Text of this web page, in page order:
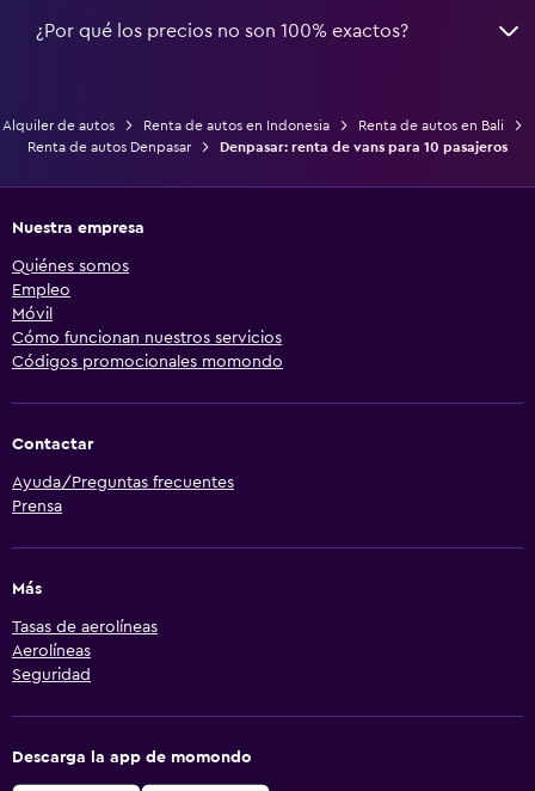
¿Por qué los precios no son 100% exactos?
Alquiler de autos Renta de autos en Indonesia
Renta de autos en Bali
Renta de autos Denpasar
Denpasar: renta de vans para 10 pasajeros
Nuestra empresa
Quiénes somos
Empleo
Móvil
Cómo funcionan nuestros servicios
Códigos promocionales momondo
Contactar
Ayuda/Preguntas frecuentes
Prensa
Más
Tasas de aerolíneas
Aerolíneas
Seguridad
Descarga la app de momondo